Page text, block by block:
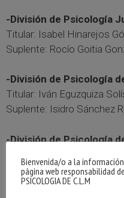
-División de Psicología
Titular: Isabel Hinarejos
Suplente: Rocío Goitia
-División de Psicología
Titular: Iván Eguzquiza
Suplente: Isidro Sánchez
-División de Psicología
Titular: Catalina Fuster
Suplente: Reyes Massó
Bienvenida/o a la
página web responsabilidad de
PSICOLOGIA DE C.L.M